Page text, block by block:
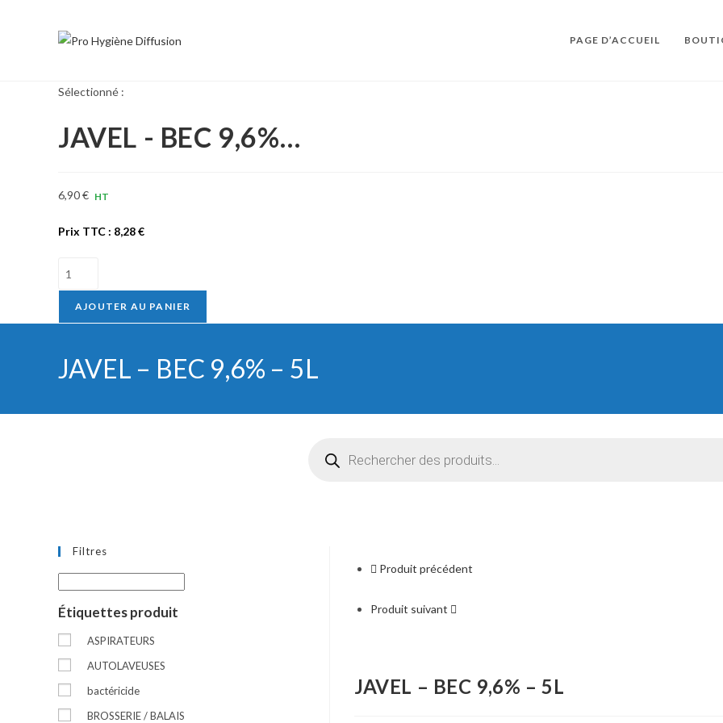
PAGE D’ACCUEIL
Sélectionné :
JAVEL - BEC 9,6%…
6,90€ HT
Prix TTC : 8,28€
JAVEL
-
9,6%
AJOUTER AU PANIER
JAVEL – BEC 9,6% – 5L
produits
Produit précédent
Produit suivant
JAVEL – BEC 9,6% – 5L
Filtres
Étiquettes produit
ASPIRATEURS
AUTOLAVEUSES
bactéricide
BROSSERIE / BALAIS